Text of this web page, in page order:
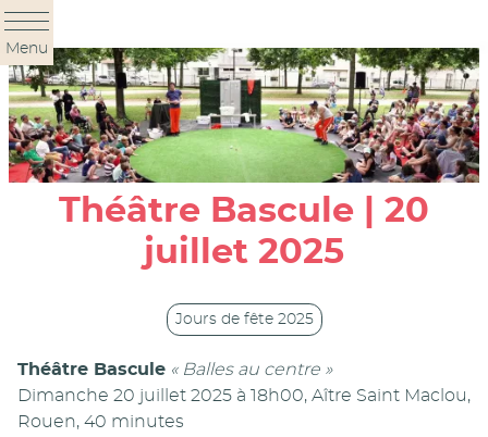
Panneau de gestion des cookies
Menu
Théâtre Bascule | 20
juillet 2025
Jours de fête 2025
Théâtre Bascule « Balles au centre »
Dimanche 20 juillet 2025 à 18h00, Aître Saint Maclou,
Rouen, 40 minutes